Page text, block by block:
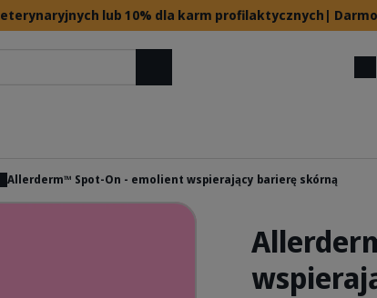
lub 10% dla karm profilaktycznych|
Allerderm™ Spot-On - emolient wspierający barierę skórną